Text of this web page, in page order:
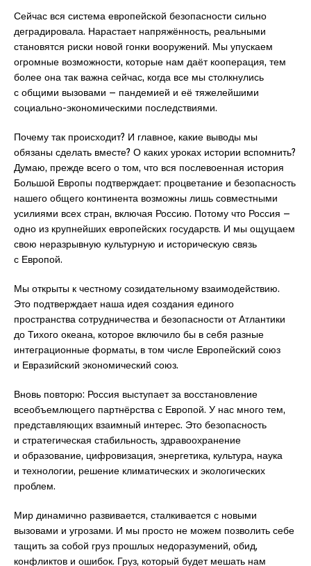
Сейчас вся система европейской безопасности сильно
деградировала. Нарастает напряжённость, реальными
становятся риски новой гонки вооружений. Мы упускаем
огромные возможности, которые нам даёт кооперация, тем
более она так важна сейчас, когда все мы столкнулись
с общими вызовами – пандемией и её тяжелейшими
социально-экономическими последствиями.
Почему так происходит? И главное, какие выводы мы
обязаны сделать вместе? О каких уроках истории вспомнить?
Думаю, прежде всего о том, что вся послевоенная история
Большой Европы подтверждает: процветание и безопасность
нашего общего континента возможны лишь совместными
усилиями всех стран, включая Россию. Потому что Россия –
одно из крупнейших европейских государств. И мы ощущаем
свою неразрывную культурную и историческую связь
с Европой.
Мы открыты к честному созидательному взаимодействию.
Это подтверждает наша идея создания единого
пространства сотрудничества и безопасности от Атлантики
до Тихого океана, которое включило бы в себя разные
интеграционные форматы, в том числе Ев­ропейский союз
и Евразийский экономический союз.
Вновь повторю: Россия выступает за восстановление
всеобъемлющего партнёрства с Европой. У нас много тем,
представляющих взаимный интерес. Это безопасность
и стратегическая стабильность, здравоохранение
и образование, цифровизация, энергетика, культура, наука
и технологии, решение климатических и экологических
проблем.
Мир динамично развивается, сталкивается с новыми
вызовами и угрозами. И мы просто не можем позволить себе
тащить за собой груз прошлых недоразумений, обид,
конфликтов и ошибок. Груз, который будет мешать нам